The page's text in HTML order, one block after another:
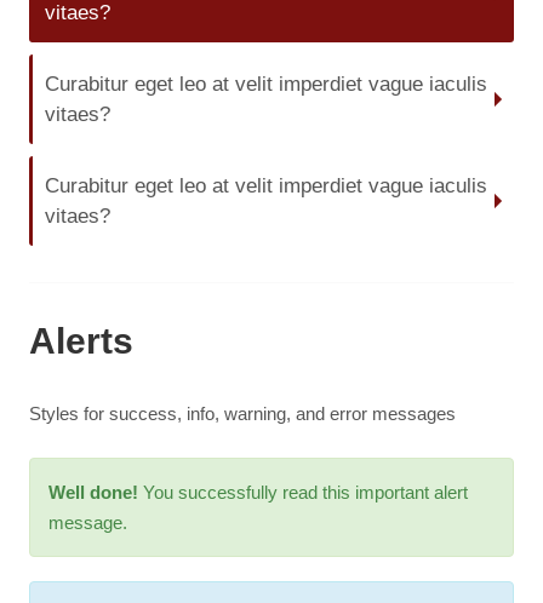
vitaes?
Curabitur eget leo at velit imperdiet vague iaculis
vitaes?
Curabitur eget leo at velit imperdiet vague iaculis
vitaes?
Alerts
Styles for success, info, warning, and error messages
Well done! You successfully read this important alert
message.